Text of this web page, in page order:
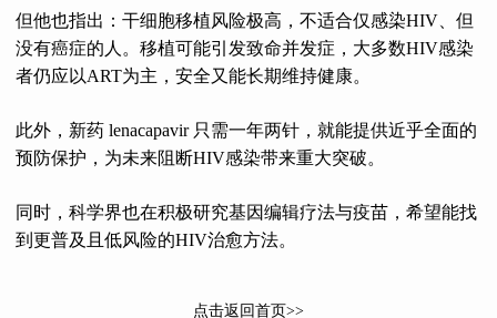
但他也指出：干细胞移植风险极高，不适合仅感染HIV、但
没有癌症的人。移植可能引发致命并发症，大多数HIV感染
者仍应以ART为主，安全又能长期维持健康。
此外，新药 lenacapavir 只需一年两针，就能提供近乎全面的
预防保护，为未来阻断HIV感染带来重大突破。
同时，科学界也在积极研究基因编辑疗法与疫苗，希望能找
到更普及且低风险的HIV治愈方法。
点击返回首页>>